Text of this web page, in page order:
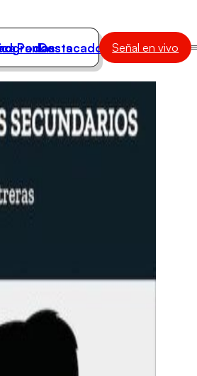
Podcasts
Destacados Señal en vivo